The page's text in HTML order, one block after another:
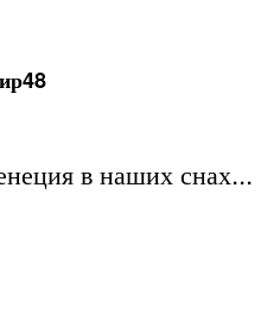
в наших снах...